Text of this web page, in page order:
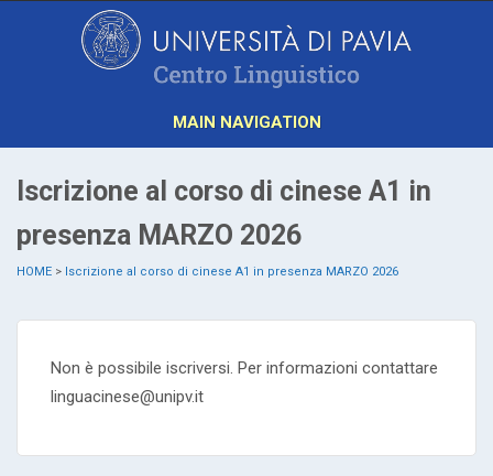
MAIN NAVIGATION
Iscrizione al corso di cinese A1 in
presenza MARZO 2026
HOME > Iscrizione al corso di cinese A1 in presenza MARZO 2026
Non è possibile iscriversi. Per informazioni contattare
linguacinese@unipv.it